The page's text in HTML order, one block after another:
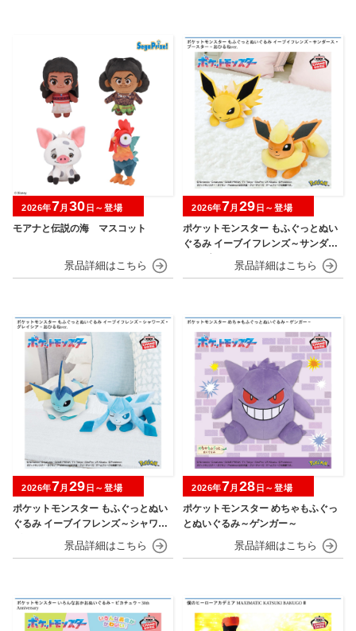
モアナと伝説の海 マスコット
2026年7月 30 日～登場
ポケットモンスター もふぐっとぬい
ぐるみ イーブイフレンズ～サンダー
ス・ブースター～おひるねver.
2026年7月 29 日～登場
ポケットモンスター もふぐっとぬい
ぐるみ イーブイフレンズ～シャワー
ズ・グレイシア～おひるねver.
2026年7月 29 日～登場
ポケットモンスター めちゃもふぐっ
とぬいぐるみ～ゲンガー～
2026年7月 28 日～登場